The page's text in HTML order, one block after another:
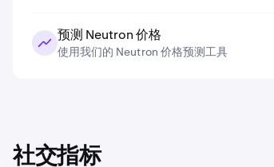
预测 Neutron 价格
使用我们的 Neutron 价格预测工具
社交指标